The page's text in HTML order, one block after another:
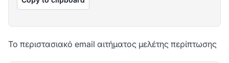
Το περιστασιακό email αιτήματος μελέτης περίπτωσης